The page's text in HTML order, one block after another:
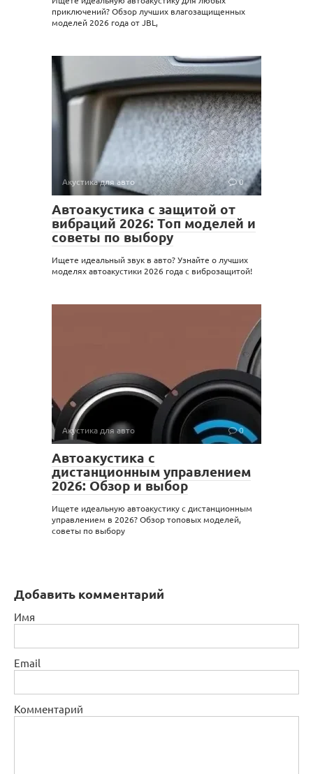
приключений? Обзор лучших влагозащищенных
моделей 2026 года от JBL,
Акустика для авто 0
Автоакустика с защитой от
вибраций 2026: Топ моделей и
советы по выбору
Ищете идеальный звук в авто? Узнайте о лучших
моделях автоакустики 2026 года с виброзащитой!
Акустика для авто 0
Автоакустика с
дистанционным управлением
2026: Обзор и выбор
Ищете идеальную автоакустику с дистанционным
управлением в 2026? Обзор топовых моделей,
советы по выбору
Добавить комментарий
Имя
Email
Комментарий